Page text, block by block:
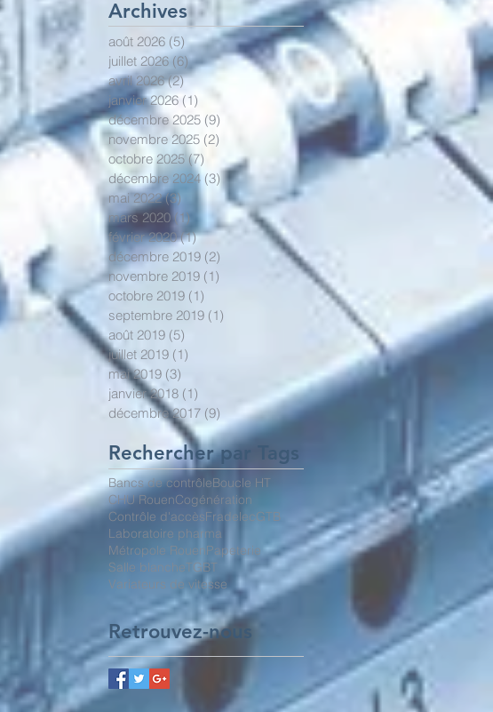
Archives
août 2026 (5) 5 posts
juillet 2026 (6)6 posts
avril 2026 (2)2 posts
janvier 2026 (1) 1 post
décembre 2025 (9)
novembre 2025 (2)
octobre 2025 (7) 7 posts
décembre 2024 (3) 3 posts
mai 2022 (3)
mars 2020 (1) 1 post
février 2020 (1)1 post
décembre 2019 (2)
novembre 2019 (1)
octobre 2019 (1)
septembre 2019 (1)
août 2019 (5)
juillet 2019 (1)
mai 2019 (3)
janvier 2018 (1)
décembre 2017 (9) 9 posts
Rechercher par Tags
Bancs de contrôleBoucle HT
CHU RouenCogénération
Contrôle d'accèsFradelecGTB
Laboratoire pharma
Métropole RouenPapeterie
Salle blancheTGBT
Variateurs de vitesse
Retrouvez-nous